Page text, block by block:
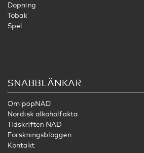
Dopning
Tobak
Spel
SNABBLÄNKAR
Om popNAD
Nordisk alkoholfakta
Tidskriften NAD
Forskningsbloggen
Kontakt